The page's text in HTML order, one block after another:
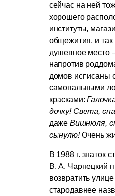
сейчас на ней
хорошего
институты,
общежития, и
душевное место
напротив
домов исписаны
самопальными
красками:
дочку! Света,
даже Вишнюля,
сынулю!Очень
В 1988 г. знаток
В. А. Чарнецкий
возвратить
стародавнее